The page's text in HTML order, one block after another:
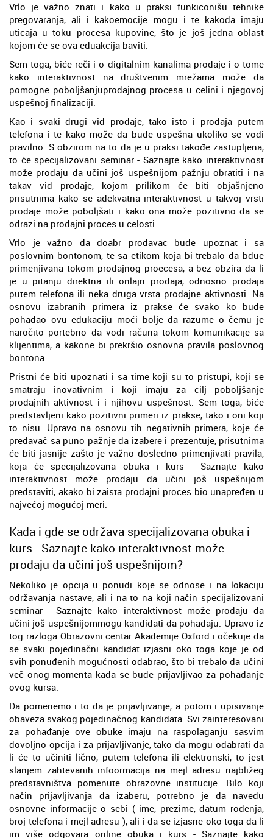
Vrlo je važno znati i kako u praksi funkiconišu tehnike
pregovaranja, ali i kakoemocije mogu i te kakoda imaju
uticaja u toku procesa kupovine, što je još jedna oblast
kojom će se ova eduakcija baviti.
Sem toga, biće reči i o digitalnim kanalima prodaje i o tome
kako interaktivnost na društvenim mrežama može da
pomogne poboljšanjuprodajnog procesa u celini i njegovoj
uspešnoj finalizaciji.
Kao i svaki drugi vid prodaje, tako isto i prodaja putem
telefona i te kako može da bude uspešna ukoliko se vodi
pravilno. S obzirom na to da je u praksi takođe zastupljena,
to će specijalizovani seminar - Saznajte kako interaktivnost
može prodaju da učini još uspešnijom pažnju obratiti i na
takav vid prodaje, kojom prilikom će biti objašnjeno
prisutnima kako se adekvatna interaktivnost u takvoj vrsti
prodaje može poboljšati i kako ona može pozitivno da se
odrazi na prodajni proces u celosti.
Vrlo je važno da doabr prodavac bude upoznat i sa
poslovnim bontonom, te sa etikom koja bi trebalo da bdue
primenjivana tokom prodajnog proecesa, a bez obzira da li
je u pitanju direktna ili onlajn prodaja, odnosno prodaja
putem telefona ili neka druga vrsta prodajne aktivnosti. Na
osnovu izabranih primera iz prakse će svako ko bude
pohađao ovu edukaciju moći bolje da razume o čemu je
naročito portebno da vodi računa tokom komunikacije sa
klijentima, a kakone bi prekršio osnovna pravila poslovnog
bontona.
Pristni će biti upoznati i sa time koji su to pristupi, koji se
smatraju inovativnim i koji imaju za cilj poboljšanje
prodajnih aktivnost i i njihovu uspešnost. Sem toga, biće
predstavljeni kako pozitivni primeri iz prakse, tako i oni koji
to nisu. Upravo na osnovu tih negativnih primera, koje će
predavač sa puno pažnje da izabere i prezentuje, prisutnima
će biti jasnije zašto je važno dosledno primenjivati pravila,
koja će specijalizovana obuka i kurs - Saznajte kako
interaktivnost može prodaju da učini još uspešnijom
predstaviti, akako bi zaista prodajni proces bio unapređen u
najvećoj mogućoj meri.
Kada i gde se održava specijalizovana obuka i
kurs - Saznajte kako interaktivnost može
prodaju da učini još uspešnijom?
Nekoliko je opcija u ponudi koje se odnose i na lokaciju
održavanja nastave, ali i na to na koji način specijalizovani
seminar - Saznajte kako interaktivnost može prodaju da
učini još uspešnijommogu kandidati da pohađaju. Upravo iz
tog razloga Obrazovni centar Akademije Oxford i očekuje da
se svaki pojedinačni kandidat izjasni oko toga koje je od
svih ponuđenih mogućnosti odabrao, što bi trebalo da učini
več onog momenta kada se bude prijavljivao za pohađanje
ovog kursa.
Da pomenemo i to da je prijavljivanje, a potom i upisivanje
obaveza svakog pojedinačnog kandidata. Svi zainteresovani
za pohađanje ove obuke imaju na raspolaganju sasvim
dovoljno opcija i za prijavljivanje, tako da mogu odabrati da
li će to učiniti lično, putem telefona ili elektronski, to jest
slanjem zahtevanih infoormacija na mejl adresu najbližeg
predstavništva pomenute obrazovne institucije. Bilo koji
način prijavljivanja da izaberu, potrebno je da navedu
osnovne informacije o sebi ( ime, prezime, datum rođenja,
broj telefona i mejl adresu ), ali i da se izjasne oko toga da li
im više odgovara online obuka i kurs - Saznajte kako